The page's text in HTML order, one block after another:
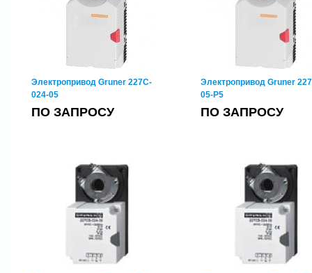
Электропривод Gruner 227C-
024-05
ПО ЗАПРОСУ
Электропривод Gruner
05-P5
ПО ЗАПРОСУ